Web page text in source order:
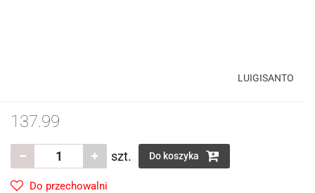
LUIGISANTO
137.99
szt. Do koszyka
Do przechowalni